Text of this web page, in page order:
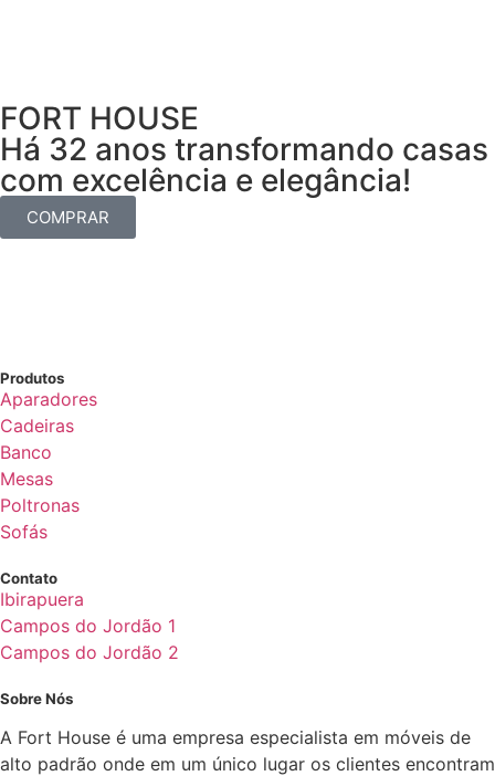
FORT HOUSE
Há 32 anos transformando casas
com excelência e elegância!
COMPRAR
Produtos
Aparadores
Cadeiras
Banco
Mesas
Poltronas
Sofás
Contato
Ibirapuera
Campos do Jordão 1
Campos do Jordão 2
Sobre Nós
A Fort House é uma empresa especialista em móveis de
alto padrão onde em um único lugar os clientes encontram